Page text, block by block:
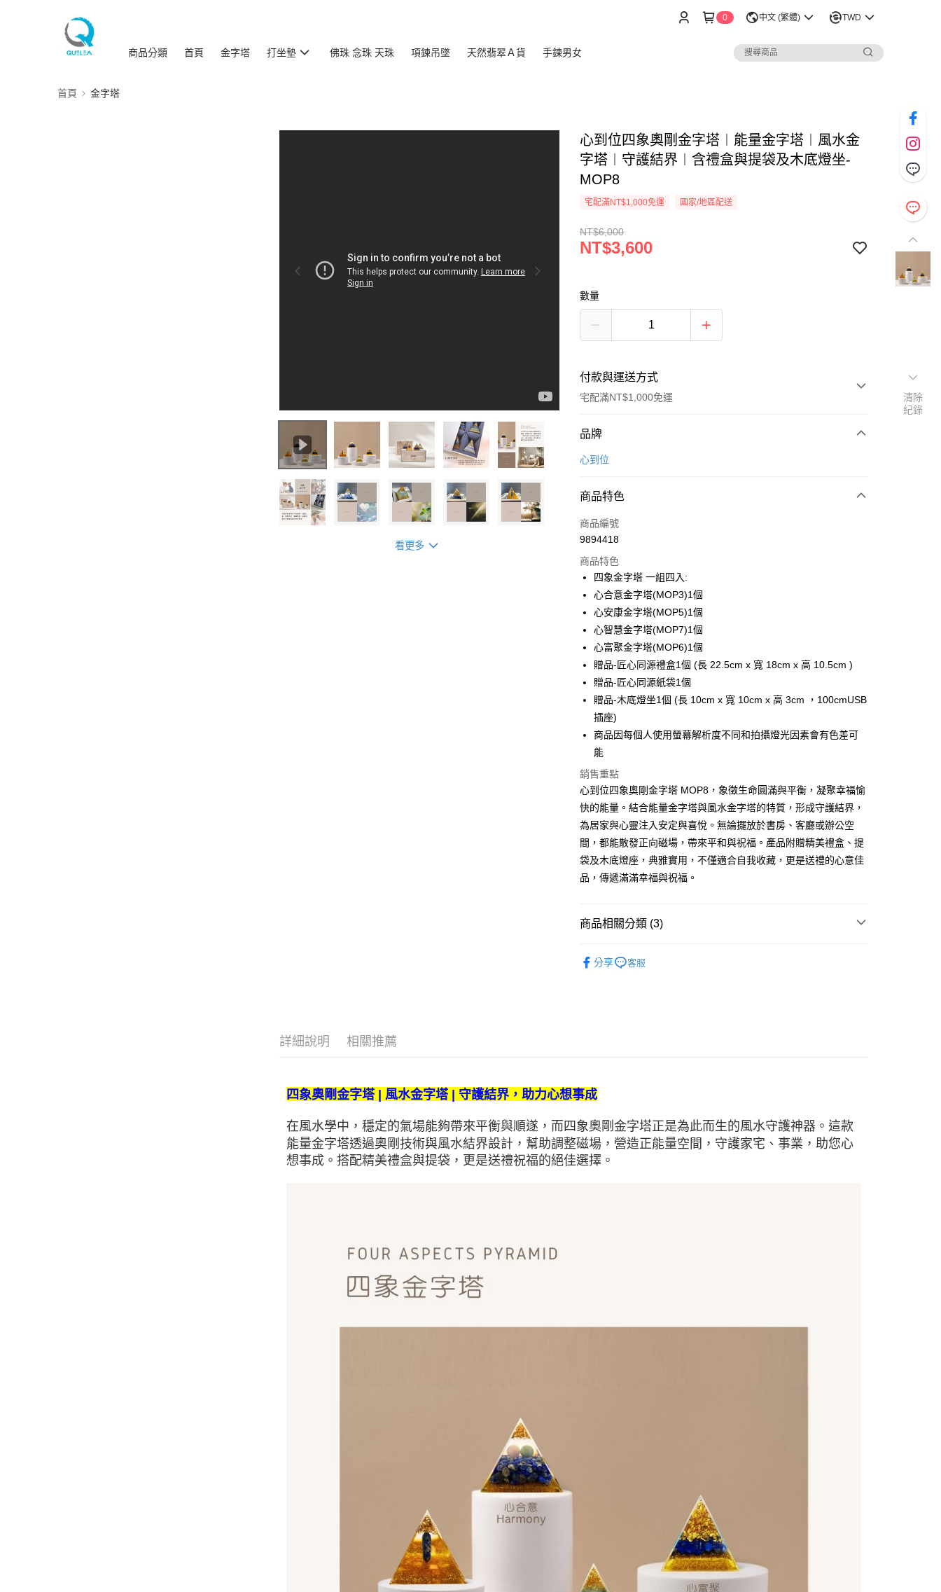
0 中文 (繁體) TWD
商品分類 首頁 金字塔 打坐墊 佛珠 念珠 天珠 項鍊吊墜 天然翡翠Ａ貨 手鍊男女
首頁 金字塔
看更多
心到位四象奧剛金字塔︱能量金字塔︱風水金
字塔︱守護結界︱含禮盒與提袋及木底燈坐-
MOP8
宅配滿NT$1,000免運 國家/地區配送
NT$6,000
NT$3,600
數量
付款與運送方式
宅配滿NT$1,000免運
付款方式
信用卡一次付款
合作金庫商業銀行
華南商業銀行
上海商業儲蓄銀行
國泰世華商業銀行
臺灣中小企業銀行
匯豐（台灣）商業銀行
聯邦商業銀行
元大商業銀行
玉山商業銀行
台新國際商業銀行
中國信託商業銀行
台灣樂天信用卡公司
6 期 0 利率 每期
華南商業銀行
上海商業儲蓄銀行
國泰世華商業銀行
臺灣中小企業銀行
匯豐（台灣）商業銀行
元大商業銀行
玉山商業銀行
星展（台灣）商業銀行
台新國際商業銀行
台灣樂天信用卡公司
LINE Pay
Apple Pay
ATM付款
運送方式
台灣-本島宅配-滿$1000免運費
每筆NT$65，滿NT$1,000(含以上)免運費
台灣-離島宅配
每筆NT$300
香港/澳門
美國/加拿大/澳洲/紐西蘭/英國 查看運費
馬來西亞/新加坡/泰國 查看運費
品牌
心到位
商品特色
商品編號
9894418
商品特色
四象金字塔 一組四入 :
心合意金字塔(MOP3)1個
心安康金字塔(MOP5)1個
心智慧金字塔(MOP7)1個
心富聚金字塔(MOP6)1個
贈品-匠心同源禮盒1個 (長 22.5cm x 寬 18cm x 高 10.5cm )
贈品-匠心同源紙袋1個
贈品-木底燈坐1個 (長 10cm x 寬 10cm x 高 3cm ，100cmUSB
插座)
商品因每個人使用螢幕解析度不同和拍攝燈光因素會有色差可
能
銷售重點
心到位四象奧剛金字塔 MOP8，象徵生命圓滿與平衡，凝聚幸福愉
快的能量。結合能量金字塔與風水金字塔的特質，形成守護結界，
為居家與心靈注入安定與喜悅。無論擺放於書房、客廳或辦公空
間，都能散發正向磁場，帶來平和與祝福。產品附贈精美禮盒、提
袋及木底燈座，典雅實用，不僅適合自我收藏，更是送禮的心意佳
品，傳遞滿滿幸福與祝福。
商品相關分類 (3)
分享 客服
詳細說明 相關推薦
四象奧剛金字塔 | 風水金字塔 | 守護結界，助力心想事成
在風水學中，穩定的氣場能夠帶來平衡與順遂，而四象奧剛金字塔正是為此而生的風水守護神器。這款
能量金字塔透過奧剛技術與風水結界設計，幫助調整磁場，營造正能量空間，守護家宅、事業，助您心
想事成。搭配精美禮盒與提袋，更是送禮祝福的絕佳選擇。
清除
紀錄